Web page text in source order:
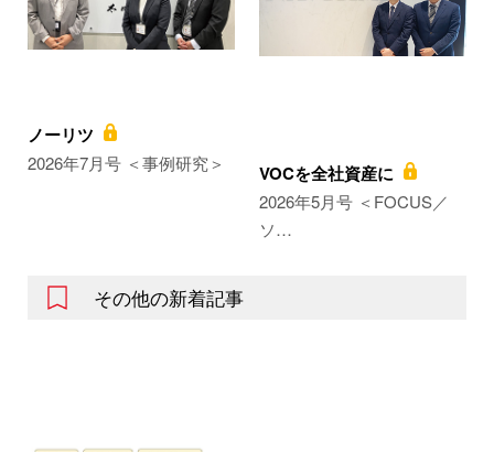
ノーリツ
2026年7月号 ＜事例研究＞ VOCを全社資産に
2026年5月号 ＜FOCUS／
ソ…
その他の新着記事